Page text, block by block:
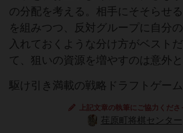
の分配を考える。相手にそそらせ
を組みつつ、反対グループに自分
入れておくような分け方がベスト
て、狙いの資源を増やすのは意外と
駆け引き満載の戦略ドラフトゲーム
上記文章の執筆にご協力くださ
荏原町将棋センター